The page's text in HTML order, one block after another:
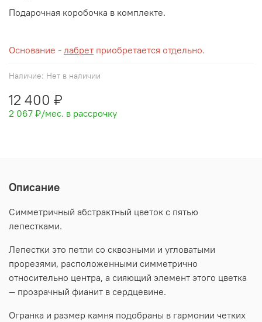
Наличие: Нет в наличии
12 400 ₽
2 067 ₽/мес. в рассрочку
Подарочная коробочка в комплекте.
Основание - лабрет приобретается отдельно.
Описание
Симметричный абстрактный цветок с пятью
лепестками.
Лепестки это петли со сквозными и угловатыми
прорезями, расположенными симметрично
относительно центра, а сияющий элемент этого цветка
— прозрачный фианит в сердцевине.
Огранка и размер камня подобраны в гармонии четких